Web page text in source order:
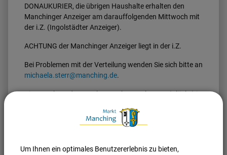
DONAUKURIER, die übrigen Haushalte erhalten den
Manchinger Anzeiger am darauffolgenden Mittwoch mit
der i.Z. (Ingolstädter Anzeiger).
ACHTUNG der Manchinger Anzeiger liegt in der i.Z.
Bei Problemen mit der Verteilung wenden Sie sich bitte an
michaela.sterr@manching.de.
Die Bewohner der Geschosswohnungsbauten (Blöcke) in
haben, können sich einen Anzeiger im Bürgerhaus,
Ursinusstr. 1 oder bei Getränke Hörl, Mitterstr. 2
Um Ihnen ein optimales Benutzererlebnis zu bieten,